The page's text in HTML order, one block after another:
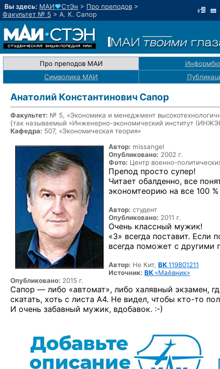
Вы здесь: МАИ♥СтЭн > Про преподов >
Факультет № 5 > А. К. Сапор
Про преподов МАИ
Символика МАИ
Анатолий Константинович Сапор
Факультет: № 5, «Экономика и менеджмент
{так называемый «Инженерно-экономический институт
Кафедра: 507, «Экономическая теория»
Автор: missangel
Опубликовано: 2002 г.
Фото: Центр военно-
Препод просто супер!
Читает обалденно, все
экономтеорию на все 100
Автор: студент
Опубликовано: 2011 г.
Очень классный мужик!
«3» всегда поставит.
всегда поможет с другими
Автор: Не Кит, ВК119801211
Источник: ВК «Маёвник»
Опубликовано: 2015 г.
Сапор — либо «автомат», либо халявный экзамен,
скатать, хоть с листа А4. Не видел, чтобы кто-то
И очень забавный мужик, вдобавок. :-)